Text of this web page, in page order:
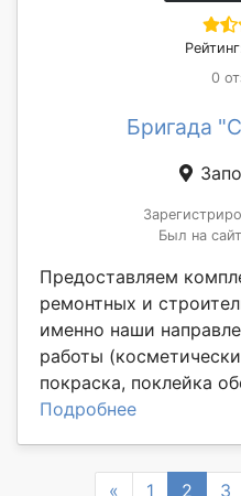
0
Бригада
Был на
Предоставляем
ремонтных и
именно наши
работы
покраска, поклейка
Подробнее
« Previous
1 2 3